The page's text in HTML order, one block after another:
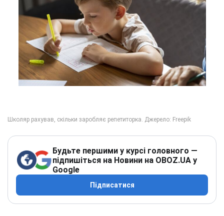
Будьте першими у курсі головного —
підпишіться на Новини на OBOZ.UA у
Google
Підписатися